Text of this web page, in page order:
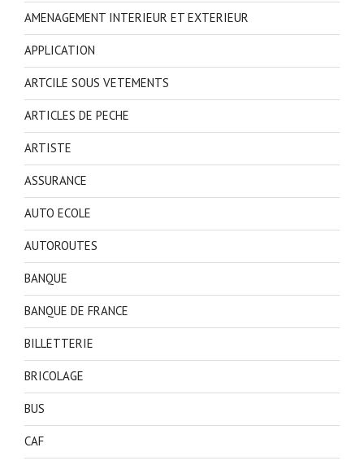
AMENAGEMENT INTERIEUR ET EXTERIEUR
APPLICATION
ARTCILE SOUS VETEMENTS
ARTICLES DE PECHE
ARTISTE
ASSURANCE
AUTO ECOLE
AUTOROUTES
BANQUE
BANQUE DE FRANCE
BILLETTERIE
BRICOLAGE
BUS
CAF